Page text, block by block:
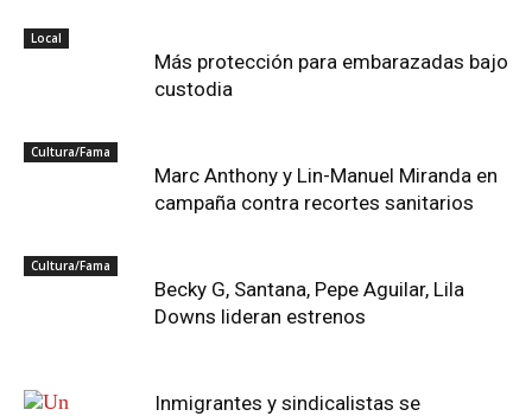
Local
Más protección para embarazadas bajo
custodia
Cultura/Fama
Marc Anthony y Lin-Manuel Miranda en
campaña contra recortes sanitarios
Cultura/Fama
Becky G, Santana, Pepe Aguilar, Lila
Downs lideran estrenos
Inmigrantes y sindicalistas se